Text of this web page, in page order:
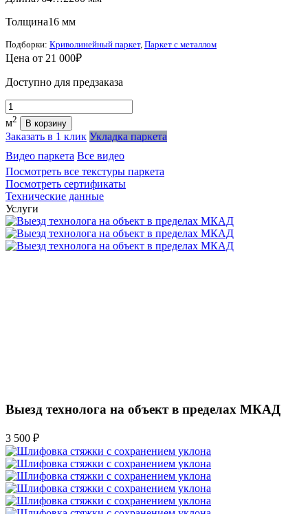
Толщина16 мм
Подборки: Криволинейный паркет, Паркет с металлом
Цена от 21 000₽
Доступно для предзаказа
Количество
м2 В корзину
Заказать в 1 клик Укладка паркета
Видео паркета Все видео
Посмотреть все текстуры паркета
Посмотреть сертификаты
Технические данные
Услуги
Выезд технолога на объект в пределах МКАД
3 500 ₽